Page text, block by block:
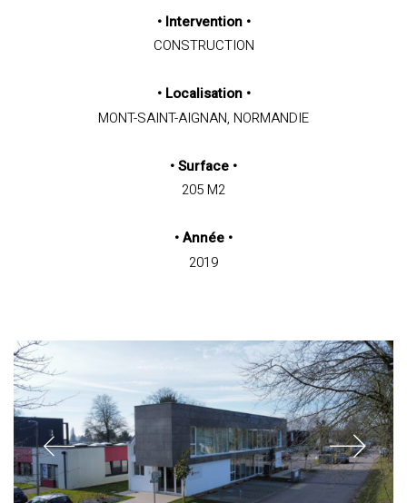
• Intervention •
CONSTRUCTION
• Localisation •
MONT-SAINT-AIGNAN, NORMANDIE
•Surface •
205 M2
•Année •
2019